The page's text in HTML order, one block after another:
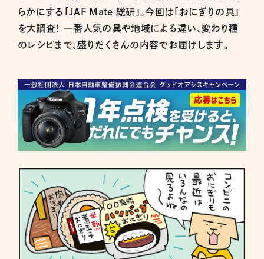
らかにする「JAF Mate 総研」。今回は「おにぎりの具」
を大調査！ 一番人気の具や地域による違い、変わり種
のレシピまで、盛りだくさんの内容でお届けします。